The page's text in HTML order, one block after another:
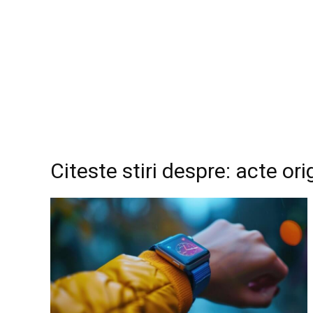
Citeste stiri despre: acte